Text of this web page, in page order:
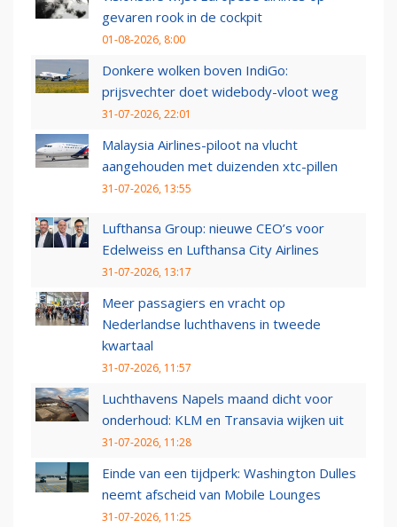
gevaren rook in de cockpit
01-08-2026, 8:00
Donkere wolken boven IndiGo:
prijsvechter doet widebody-vloot weg
31-07-2026, 22:01
Malaysia Airlines-piloot na vlucht
aangehouden met duizenden xtc-pillen
31-07-2026, 13:55
Lufthansa Group: nieuwe CEO’s voor
Edelweiss en Lufthansa City Airlines
31-07-2026, 13:17
Meer passagiers en vracht op
Nederlandse luchthavens in tweede
kwartaal
31-07-2026, 11:57
Luchthavens Napels maand dicht voor
onderhoud: KLM en Transavia wijken uit
31-07-2026, 11:28
Einde van een tijdperk: Washington Dulles
neemt afscheid van Mobile Lounges
31-07-2026, 11:25